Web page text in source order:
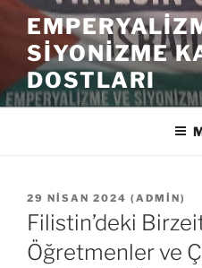
İçeriğe
SIYONIZME
DOSTLARI
YAYIM
TARIHI
29 NISAN 2024 ( ADMIN)
Filistin’deki
Öğretmenler ve